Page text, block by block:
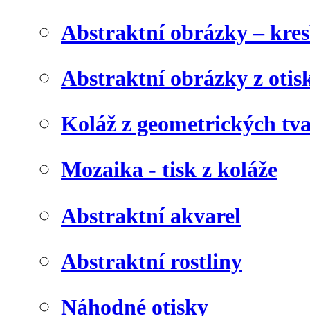
Abstraktní obrázky –
Abstraktní obrázky z
Koláž z geometrických
Mozaika - tisk z koláže
Abstraktní akvarel
Abstraktní rostliny
Náhodné otisky